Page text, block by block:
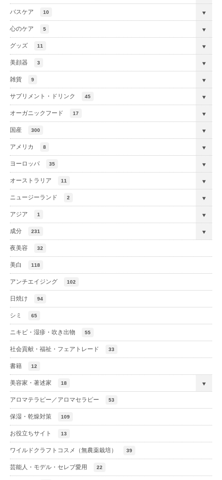
バスケア 10
心のケア 5
グッズ 11
美顔器 3
雑貨 9
サプリメント・ドリンク 45
オーガニックフード 17
国産 300
アメリカ 8
ヨーロッパ 35
オーストラリア 11
ニュージーランド 2
アジア 1
成分 231
夜美容 32
美白 118
アンチエイジング 102
日焼け 94
シミ 65
ニキビ・湿疹・吹き出物 55
社会貢献・福祉・フェアトレード 33
書籍 12
美容家・著述家 18
アロマテラピー／アロマセラピー 53
保湿・乾燥対策 109
お役立ちサイト 13
ワイルドクラフトコスメ（無農薬栽培） 39
芸能人・モデル・セレブ愛用 22